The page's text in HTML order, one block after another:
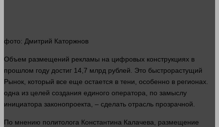
фото: Дмитрий Каторжнов
Объем размещений рекламы на цифровых конструкциях в
прошлом году достиг 14,7 млрд рублей . Это быстрорастущий
Рынок , который все еще остается в тени, особенно в регионах.
одна из целей создания единого оператора, по замыслу
инициатора законопроекта, – сделать отрасль прозрачной.
По мнению политолога Константина Калачева, размещение